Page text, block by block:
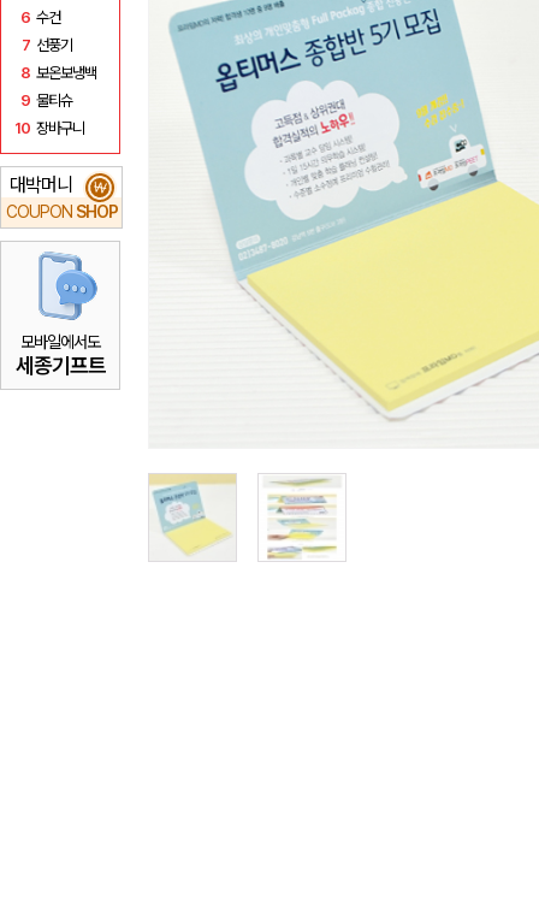
6 수건
7 선풍기
8 보온보냉백
9 물티슈
10 장바구니
대박머니
COUPON SHOP
₩
모바일에서도
세종기프트